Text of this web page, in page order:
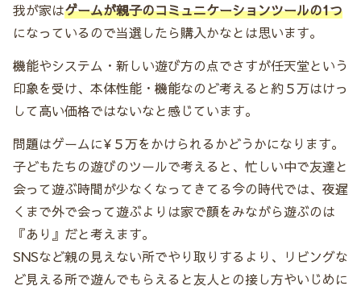
我が家はゲームが親子のコミュニケーションツールの1つ
になっているので当選したら購入かなとは思います。
機能やシステム・新しい遊び方の点でさすが任天堂という
印象を受け、本体性能・機能なのど考えると約５万はけっ
して高い価格ではないなと感じています。
問題はゲームに¥５万をかけられるかどうかになります。
子どもたちの遊びのツールで考えると、忙しい中で友達と
会って遊ぶ時間が少なくなってきてる今の時代では、夜遅
くまで外で会って遊ぶよりは家で顔をみながら遊ぶのは
『あり』だと考えます。
SNSなど親の見えない所でやり取りするより、リビングな
ど見える所で遊んでもらえると友人との接し方やいじめに